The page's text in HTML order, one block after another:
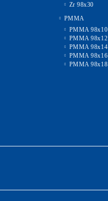
Zr 98x30
PMMA
PMMA 98x10
PMMA 98x12
PMMA 98x14
PMMA 98x16
PMMA 98x18